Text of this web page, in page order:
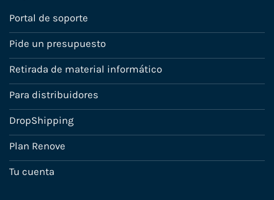
Portal de soporte
Pide un presupuesto
Retirada de material informático
Para distribuidores
DropShipping
Plan Renove
Tu cuenta